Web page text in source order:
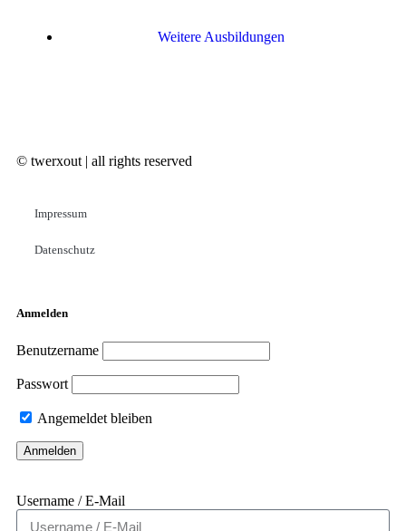
Weitere Ausbildungen
© twerxout | all rights reserved
Impressum
Datenschutz
Anmelden
Benutzername
Passwort
Angemeldet bleiben
Username / E-Mail